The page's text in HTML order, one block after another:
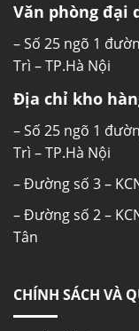
Văn phòng đại
– Số 25 ngõ 1
Trì – TP.Hà Nội
Địa chỉ kho
– Số 25 ngõ 1
Trì – TP.Hà Nội
– Đường số 3 –
– Đường số 2 –
Tân
CHÍNH SÁCH VÀ